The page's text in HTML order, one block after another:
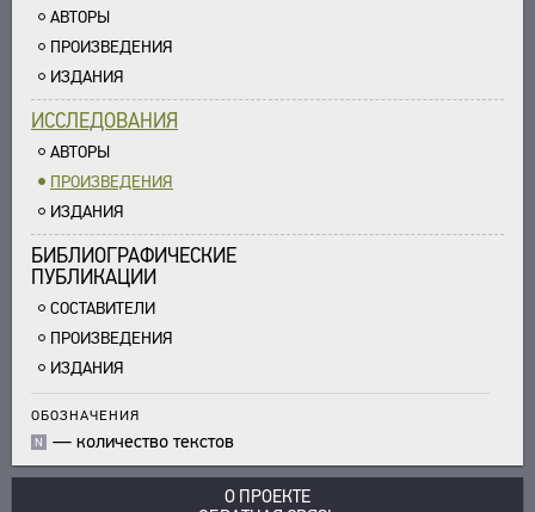
АВТОРЫ
ПРОИЗВЕДЕНИЯ
ИЗДАНИЯ
ИССЛЕДОВАНИЯ
АВТОРЫ
ПРОИЗВЕДЕНИЯ
ИЗДАНИЯ
БИБЛИОГРАФИЧЕСКИЕ
ПУБЛИКАЦИИ
СОСТАВИТЕЛИ
ПРОИЗВЕДЕНИЯ
ИЗДАНИЯ
ОБОЗНАЧЕНИЯ
N — количество текстов
О ПРОЕКТЕ